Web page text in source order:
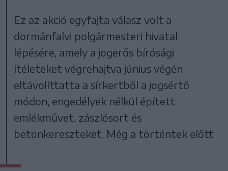
Ez az akció egyfajta válasz volt a
dormánfalvi polgármesteri hivatal
lépésére, amely a jogerős bírósági
ítéleteket végrehajtva június végén
eltávolíttatta a sírkertből a jogsértő
módon, engedélyek nélkül épített
emlékművet, zászlósort és
betonkereszteket. Még a történtek előtt